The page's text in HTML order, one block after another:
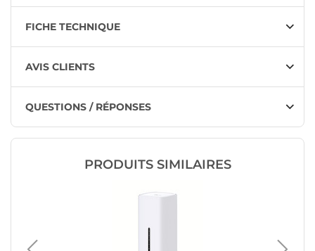
FICHE TECHNIQUE
AVIS CLIENTS
QUESTIONS / RÉPONSES
PRODUITS SIMILAIRES